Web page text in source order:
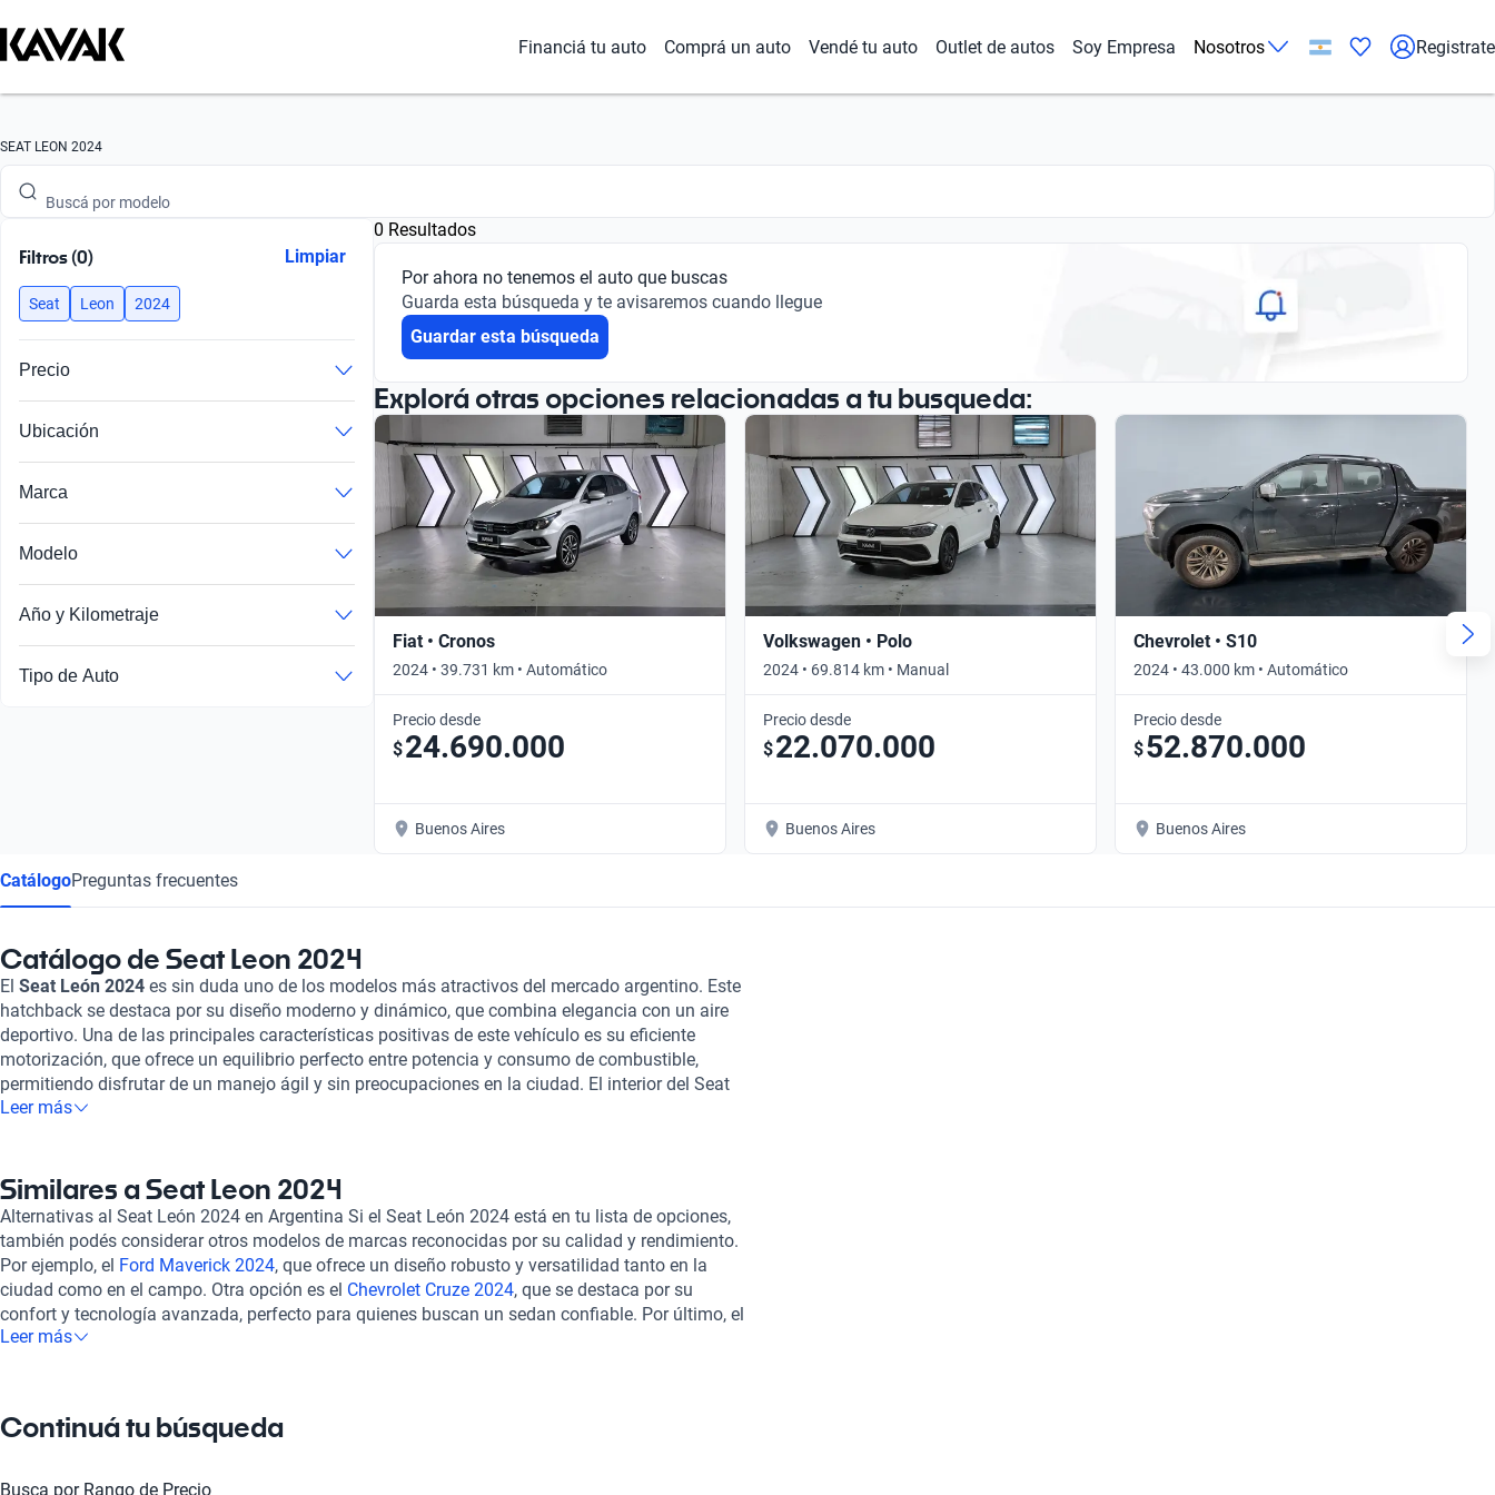
Financiá tu auto Comprá un auto Vendé tu auto Outlet de autos Soy Empresa Nosotros Registrate
SEAT LEON 2024
Buscá por marca
Buscá por año
Buscá por marca
Buscá por versión
Buscá por año
Filtros (0) Limpiar
Seat Leon 2024
Precio
Ubicación
Marca
Modelo
Año y Kilometraje
Tipo de Auto
0 Resultados
Por ahora no tenemos el auto que buscas
Guarda esta búsqueda y te avisaremos cuando llegue
Guardar esta búsqueda
Explorá otras opciones relacionadas a tu busqueda:
Fiat • Cronos
2024 • 39.731 km • Automático
Precio desde
$24.690.000
Buenos Aires
Volkswagen • Polo
2024 • 69.814 km • Manual
Precio desde
$22.070.000
Buenos Aires
Chevrolet • S10
2024 • 43.000 km • Automático
Precio desde
$52.870.000
Buenos Aires
CatálogoPreguntas frecuentes
Catálogo de Seat Leon 2024
El Seat León 2024 es sin duda uno de los modelos más atractivos del mercado argentino. Este
hatchback se destaca por su diseño moderno y dinámico, que combina elegancia con un aire
deportivo. Una de las principales características positivas de este vehículo es su eficiente
motorización, que ofrece un equilibrio perfecto entre potencia y consumo de combustible,
permitiendo disfrutar de un manejo ágil y sin preocupaciones en la ciudad. El interior del Seat
León 2024 no se queda atrás; cuenta con un equipamiento tecnológico avanzado que incluye
asegura comodidad tanto para el conductor como para los pasajeros, junto con un maletero
amplio que facilita el transporte de equipaje. Al elegir un Seat León 2024, optar por Kavak
significa acceder a una experiencia de compra única. Todos nuestros vehículos pasan por una
inspección rigurosa para garantizar su óptimo estado mecánico y estético, y ofrecemos
opciones de financiamiento flexible y planes de garantía que se ajustan a tus necesidades. La
experiencia de compra es 100% en línea y contamos con soporte postventa para que estés
siempre acompañado. Además, podés contratar una garantía extendida para tu mayor
seguro.
Leer más
Similares a Seat Leon 2024
Alternativas al Seat León 2024 en Argentina Si el Seat León 2024 está en tu lista de opciones,
también podés considerar otros modelos de marcas reconocidas por su calidad y rendimiento.
Por ejemplo, el Ford Maverick 2024, que ofrece un diseño robusto y versatilidad tanto en la
ciudad como en el campo. Otra opción es el Chevrolet Cruze 2024, que se destaca por su
confort y tecnología avanzada, perfecto para quienes buscan un sedan confiable. Por último, el
Volkswagen Taos 2024
Leer más
Continuá tu búsqueda
Busca por Rango de Precio